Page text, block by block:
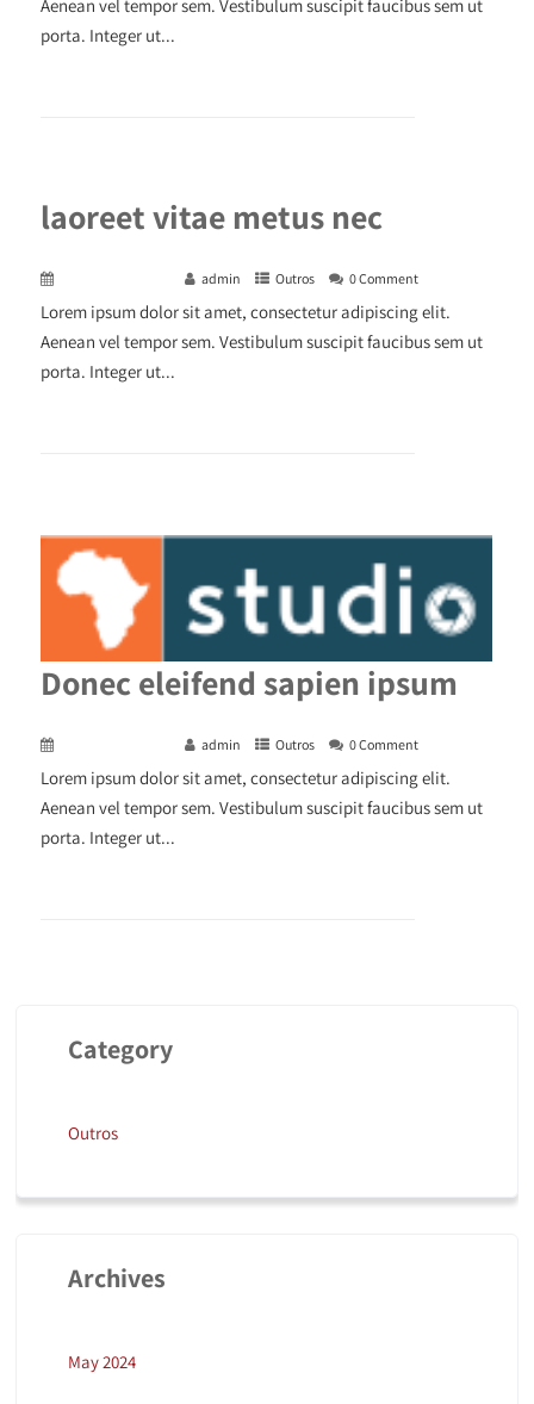
Aenean vel tempor sem. Vestibulum suscipit faucibus sem ut
porta. Integer ut...
laoreet vitae metus nec
admin Outros 0 Comment
Lorem ipsum dolor sit amet, consectetur adipiscing elit.
Aenean vel tempor sem. Vestibulum suscipit faucibus sem ut
porta. Integer ut...
Donec eleifend sapien ipsum
admin Outros 0 Comment
Lorem ipsum dolor sit amet, consectetur adipiscing elit.
Aenean vel tempor sem. Vestibulum suscipit faucibus sem ut
porta. Integer ut...
Category
Outros
Archives
May 2024